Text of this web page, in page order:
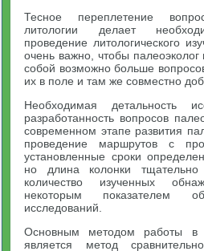
Тесное переплетение
литологии делает
проведение литологического
очень важно, чтобы палеоэколог
собой возможно больше
их в поле и там же совместно
Необходимая детальность
разработанность вопросов
современном этапе развития
проведение маршрутов с
установленные сроки
но длина колонки тщательно
количество изученных
некоторым показателем
исследований.
Основным методом работы в
является метод